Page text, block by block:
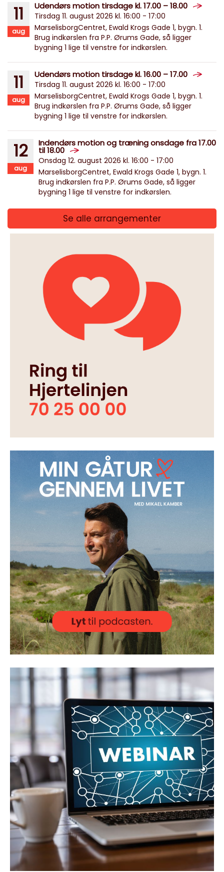
11
aug
Udendørs motion tirsdage kl. 17.00 – 18.00
Tirsdag 11. august 2026 kl. 16:00 - 17:00
MarselisborgCentret, Ewald Krogs Gade 1, bygn. 1.
Brug indkørslen fra P.P. Ørums Gade, så ligger
bygning 1 lige til venstre for indkørslen.
11
aug
Udendørs motion tirsdage kl. 16.00 – 17.00
Tirsdag 11. august 2026 kl. 16:00 - 17:00
MarselisborgCentret, Ewald Krogs Gade 1, bygn. 1.
Brug indkørslen fra P.P. Ørums Gade, så ligger
bygning 1 lige til venstre for indkørslen.
12
aug
Indendørs motion og træning onsdage fra 17.00
til 18.00
Onsdag 12. august 2026 kl. 16:00 - 17:00
MarselisborgCentret, Ewald Krogs Gade 1, bygn. 1.
Brug indkørslen fra P.P. Ørums Gade, så ligger
bygning 1 lige til venstre for indkørslen.
Se alle arrangementer